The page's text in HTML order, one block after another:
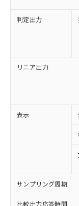
判定出力
リニア出力
表示
サンプリング周期
比較出力応答時間
以下の条
対応
非含有に
対応予定
有に対応
対応予定
非含有に